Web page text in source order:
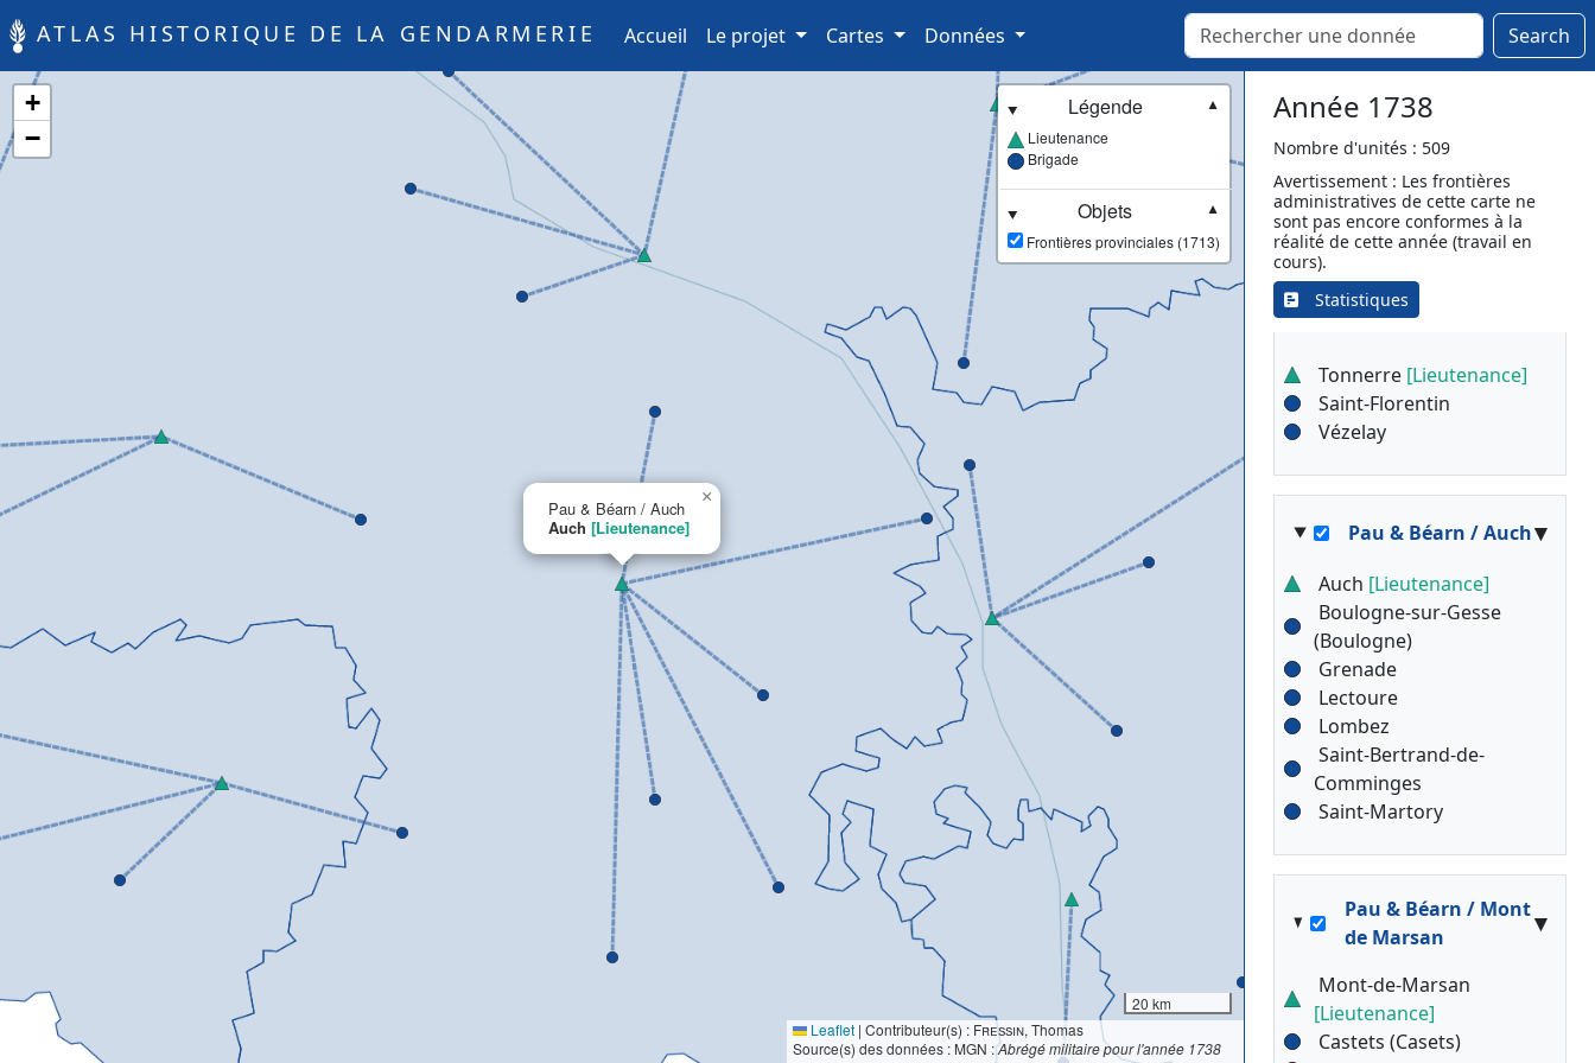
ATLAS HISTORIQUE DE LA GENDARMERIE Accueil (current)
Le projet Cartes Données Search
Pau & Béarn / Auch
Auch [Lieutenance]
×
+
−
Légende
▼
Lieutenance
Brigade
Objets
▼
Frontières provinciales (1713)
20 km
Leaflet | Contributeur(s) : Fressin, Thomas
Source(s) des données : MGN :Abrégé militaire pour l'année 1738
Année 1738
Nombre d'unités : 509
Avertissement : Les frontières
administratives de cette carte ne
sont pas encore conformes à la
réalité de cette année (travail en
cours).
Statistiques
Sens
[Lieutenance]
Joigny
Montereau
Paris / Tonnerre
Tonnerre [Lieutenance]
Saint-Florentin
Vézelay
Pau & Béarn / Auch▾
Auch [Lieutenance]
Boulogne-sur-Gesse
(Boulogne)
Grenade
Lectoure
Lombez
Saint-Bertrand-de-
Comminges
Saint-Martory
Pau & Béarn / Mont
de Marsan
▾
Mont-de-Marsan
[Lieutenance]
Castets (Casets)